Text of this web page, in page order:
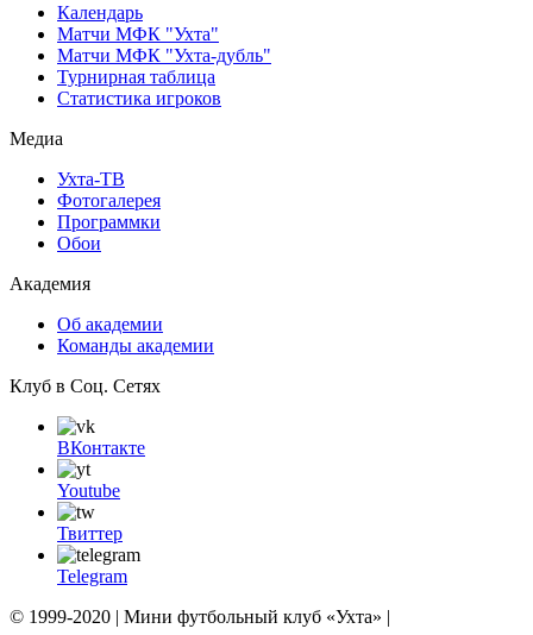
Календарь
Матчи МФК "Ухта"
Матчи МФК "Ухта-дубль"
Турнирная таблица
Статистика игроков
Медиа
Ухта-ТВ
Фотогалерея
Программки
Обои
Академия
Об академии
Команды академии
Клуб в Соц. Сетях
ВКонтакте
Youtube
Твиттер
Telegram
© 1999-2020 | Мини футбольный клуб «Ухта» |